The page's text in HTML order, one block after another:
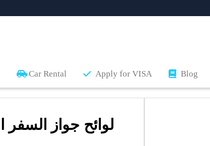
Car Rental Apply for VISA Blog